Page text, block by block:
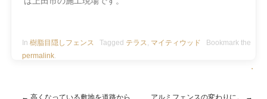
In 樹脂目隠しフェンス Tagged テラス マイティウッド Bookmark the
permalink
・
← 高くなっている敷地を道路から アルミフェンスの変わりに。 →